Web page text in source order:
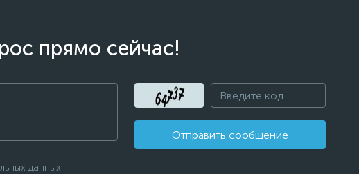
прямо сейчас!
Отправить сообщение
данных